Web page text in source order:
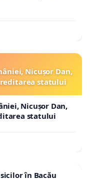
Nicușor Dan,
statului
Nicușor Dan,
statului
în Bacău